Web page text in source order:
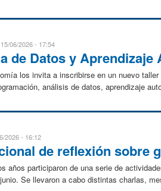
15/06/2026 - 17:54
de Datos y Aprendizaje
los invita a inscribirse en un nuevo
análisis de datos, aprendizaje
2026 - 16:12
de reflexión sobre
años participaron de una serie de
Se llevaron a cabo distintas charlas,